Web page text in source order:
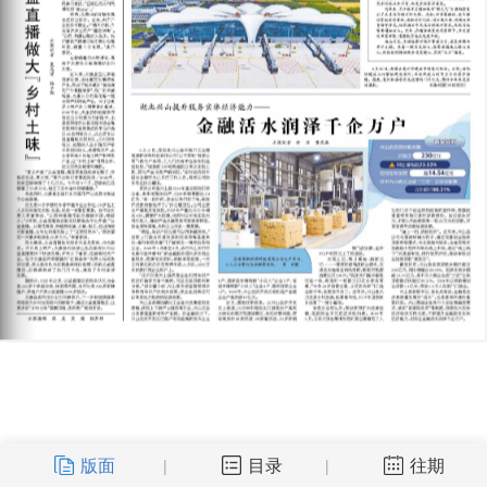
版面 | 目录 | 往期